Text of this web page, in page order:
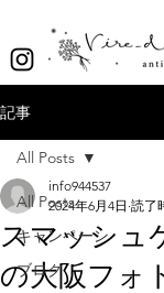
記事
All Posts
キャンペーン
ブログ
All Posts
スマッシュ
の大阪フォ
info944537
2024年6月4日 読了